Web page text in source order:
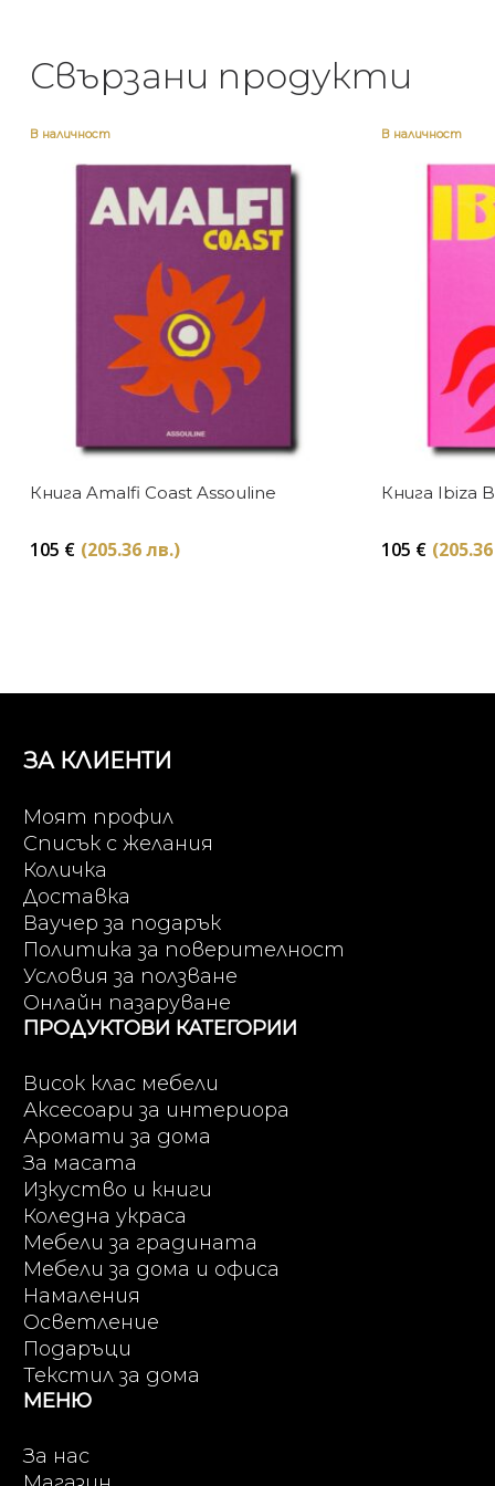
Свързани продукти
В наличност
Книга Amalfi Coast Assouline
105 € (205.36 лв.)
В наличност
Книга Ibiza
105 €
ЗА КЛИЕНТИ
Моят профил
Списък с желания
Количка
Доставка
Ваучер за подарък
Политика за поверителност
Условия за ползване
Онлайн пазаруване
ПРОДУКТОВИ КАТЕГОРИИ
Висок клас мебели
Аксесоари за интериора
Аромати за дома
За масата
Изкуство и книги
Коледна украса
Мебели за градината
Мебели за дома и офиса
Намаления
Осветление
Подаръци
Текстил за дома
МЕНЮ
За нас